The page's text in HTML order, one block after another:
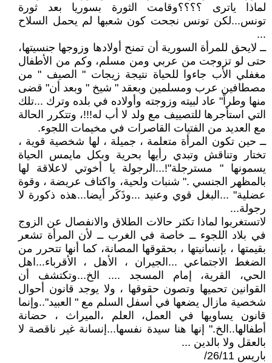
لماذا ياترى ؟؟؟؟وقامت الثورة بسوريا بعد ثورة
تونس...لكن تونس نجحت كون شعبها لم يحمل السلاح
...
ــ لايحق للمرأة السورية أن تمنح أولادها وزوجها جنسيتها،
حتى لو تزوجت من عربي ومن مسلم، وكم من الأطفال
مغفلي الأب جاءوا للحياة نتيجة زيجات " الصيف " من
مصطافين عرب ومسلمين وبعقد " شيخ " وبعد أن" قضى
منها وطراً" عاد لبيته وزوجته وأولاده في بلده وترك ...تلك
التي استأجرها للتصييف مع ولد لا أب له!!!، وتتكرر الحالة
مع العديد من الفتيات القاصرات في مخيمات اللجوء.
ــ حين تكون المرأة متعلمة ، جميلة ، لها شخصية قوية ،
تختار وتناقش وتبدي رأيها بحرية وبكل مايمس الحياة
يسمونها " مسترجلة"!...الرجولة يا أخوتي لاعلاقة لها
بالمظهر الجنسي ." شنبات ولحية، واكتاف عريضة ، وقوة
عضلية" ...البغل قوي وعنيد ...وذَكَر أيضا...هذه ذكورة لا
رجولة...
لاتستغربوا لماذا تكثر حالات الطلاق والانفصال عن الزوج
في بلاد اللجوء ــ خاصة في الغرب ــ لأن المرأة تشعر
بقيمتها ، بإنسانيتها ، بحقوقها المصانة، كما أنها تتحرر من
الضغط الاجتماعي ...الجيران ، الأهل ، الأقرباء...اهل
الحي، القرية، إمام المسجد .... الخ...وتكتشف أن
القوانين تحميها وتصون حقوقها ، ولا يوجد قانون أحوال
شخصية مازال يضعها في أسفل السلم مع " العبيد"..وإنما
قانون يساويها في العمل، العلم ،الميراث ، حضانة
أطفالها..الخ." إنها هنا سيدة نفسها...إنسانة غير ناقصة لا
بالعقل ولا بالدين ...
باريس 26/11/